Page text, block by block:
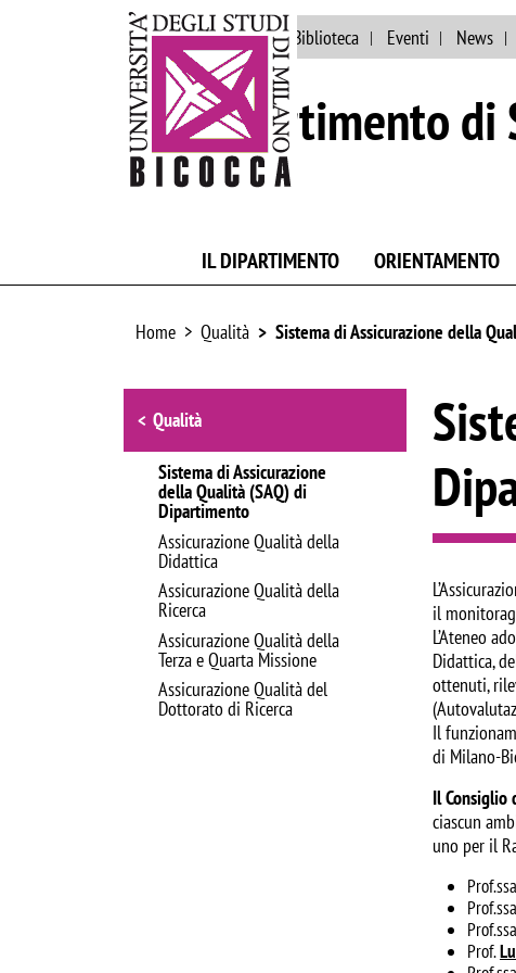
Ateneo Persone Biblioteca Eventi News
Dipartimento di
IL DIPARTIMENTO ORIENTAMENTO
Home Qualità Sistema di Assicurazione della
Browse the section
Qualità
Sistema di Assicurazione
della Qualità (SAQ) di
Dipartimento
Assicurazione Qualità della
Didattica
Assicurazione Qualità della
Ricerca
Assicurazione Qualità della
Terza e Quarta Missione
Assicurazione Qualità del
Dottorato di Ricerca
il
L’Ateneo
Didattica,
ottenuti,
Il
di Milano-
Il
ciascun
uno per il
Prof.ssa
Prof.ssa
Prof.ssa
Prof.